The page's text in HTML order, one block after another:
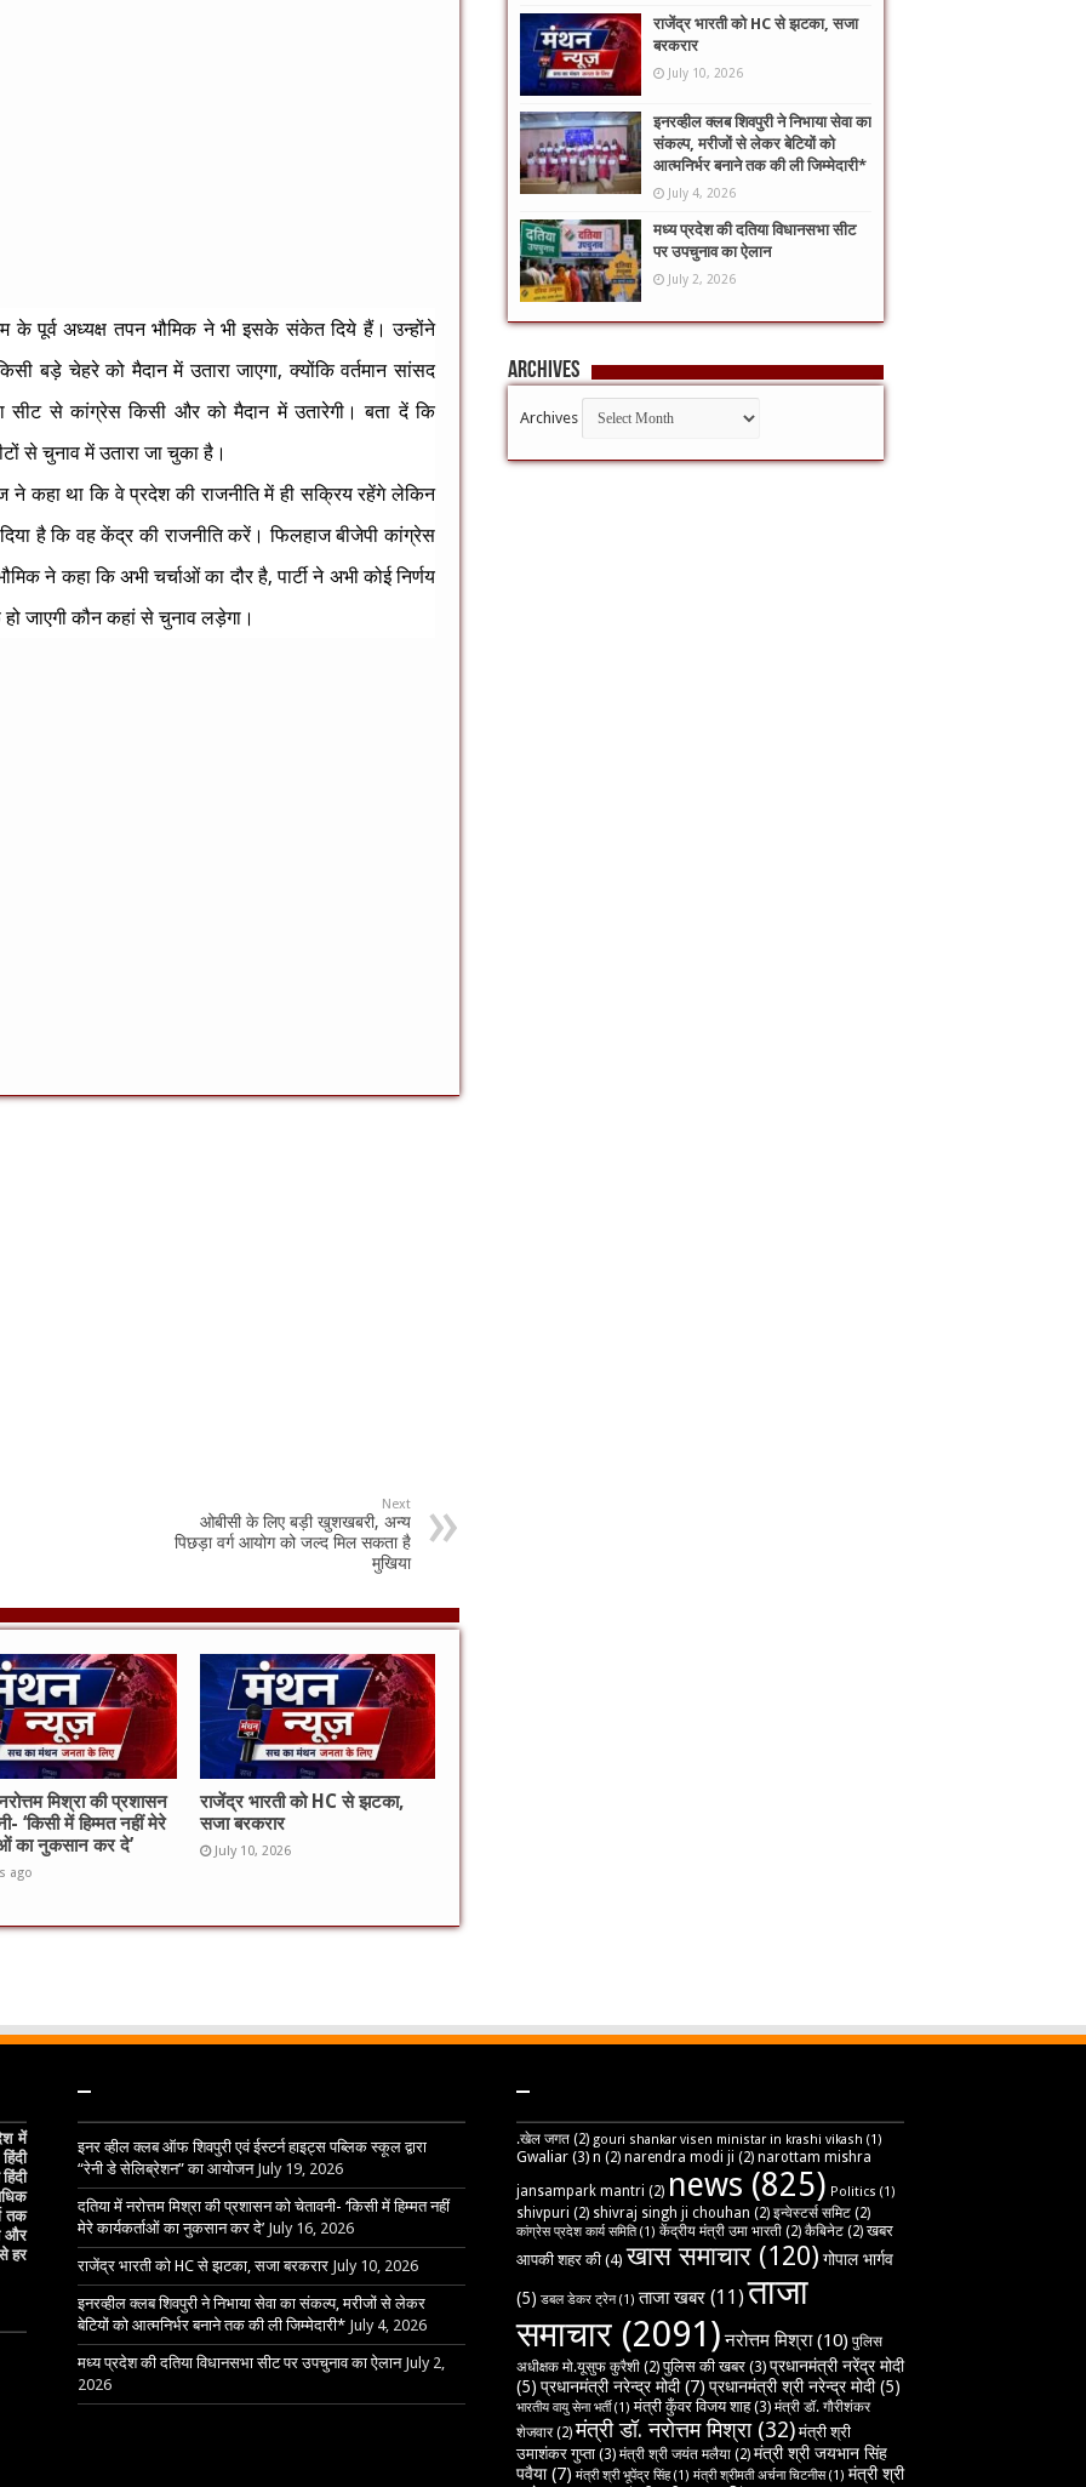
के पूर्व अध्यक्ष तपन भौमिक ने भी इसके संकेत दिये हैं। उन्होंने
बड़े चेहरे को मैदान में उतारा जाएगा, क्योंकि वर्तमान सांसद
सीट से कांग्रेस किसी और को मैदान में उतारेगी। बता दें कि
से चुनाव में उतारा जा चुका है।
ने कहा था कि वे प्रदेश की राजनीति में ही सक्रिय रहेंगे लेकिन
दिया है कि वह केंद्र की राजनीति करें। फिलहाज बीजेपी कांग्रेस
ने कहा कि अभी चर्चाओं का दौर है, पार्टी ने अभी कोई निर्णय
जाएगी कौन कहां से चुनाव लड़ेगा।
Next
ओबीसी के लिए बड़ी खुशखबरी, अन्य
पिछड़ा वर्ग आयोग को जल्द मिल सकता है
मुखिया
मिश्रा की प्रशासन
‘किसी में हिम्मत नहीं मेरे
का नुकसान कर दे’
ago
राजेंद्र भारती को HC से झटका,
सजा बरकरार
July 10, 2026
राजेंद्र भारती को HC से झटका, सजा
बरकरार
July 10, 2026
इनरव्हील क्लब शिवपुरी ने निभाया सेवा का
संकल्प, मरीजों से लेकर बेटियों को
आत्मनिर्भर बनाने तक की ली जिम्मेदारी*
July 4, 2026
मध्य प्रदेश की दतिया विधानसभा सीट
पर उपचुनाव का ऐलान
July 2, 2026
Archives
Archives
में
तक
और
हर
–
इनर व्हील क्लब ऑफ शिवपुरी एवं ईस्टर्न हाइट्स पब्लिक स्कूल द्वारा
“रेनी डे सेलिब्रेशन” का आयोजन July 19, 2026
दतिया में नरोत्तम मिश्रा की प्रशासन को चेतावनी- ‘किसी में हिम्मत नहीं
मेरे कार्यकर्ताओं का नुकसान कर दे’ July 16, 2026
राजेंद्र भारती को HC से झटका, सजा बरकरार July 10, 2026
इनरव्हील क्लब शिवपुरी ने निभाया सेवा का संकल्प, मरीजों से लेकर
बेटियों को आत्मनिर्भर बनाने तक की ली जिम्मेदारी* July 4, 2026
मध्य प्रदेश की दतिया विधानसभा सीट पर उपचुनाव का ऐलान July 2,
2026
–
.खेल जगत (2) gouri shankar visen ministar in krashi vikash (1)
Gwaliar (3) n (2) narendra modi ji (2) narottam mishra
jansampark mantri (2) news (825) Politics (1)
shivpuri (2) shivraj singh ji chouhan (2) इन्वेस्टर्स समिट (2)
कांग्रेस प्रदेश कार्य समिति(1) केंद्रीय मंत्री उमा भारती (2) कैबिनेट (2) खबर
आपकी शहर की (4) खास समाचार (120) गोपाल भार्गव
(5) डबल डेकर ट्रेन(1) ताजा खबर (11)ताजा
समाचार (2091) नरोत्तम मिश्रा(10) पुलिस
अधीक्षक मो.यूसुफ कुरैशी (2) पुलिस की खबर (3) प्रधानमंत्री नरेंद्र मोदी
(5) प्रधानमंत्री नरेन्द्र मोदी(7) प्रधानमंत्री श्री नरेन्द्र मोदी(5)
भारतीय वायु सेना भर्ती(1) मंत्री कुँवर विजय शाह(3) मंत्री डॉ. गौरीशंकर
शेजवार(2) मंत्री डॉ. नरोत्तम मिश्रा(32) मंत्री श्री
उमाशंकर गुप्ता (3) मंत्री श्री जयंत मलैया (2) मंत्री श्री जयभान सिंह
पवैया(7) मंत्री श्री भूपेंद्र सिंह(1) मंत्री श्रीमती अर्चना चिटनीस(1) मंत्री श्री